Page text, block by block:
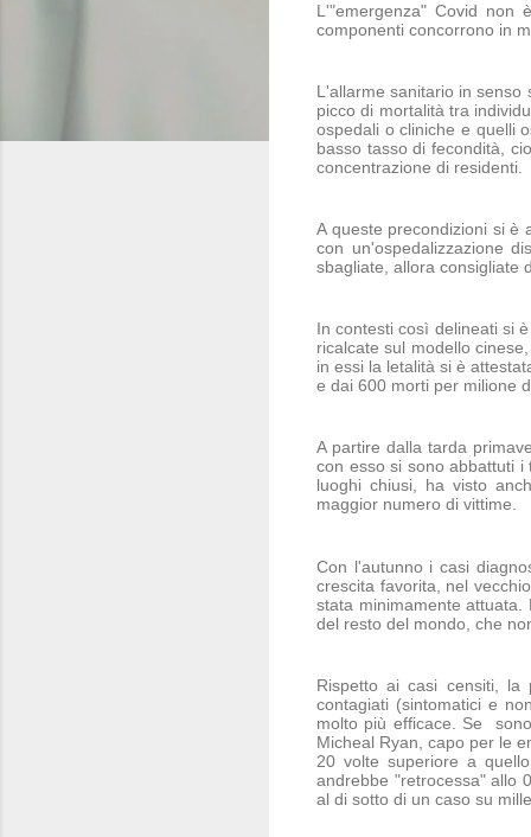
L'"emergenza" Covid non
componenti concorrono in
L'allarme sanitario in senso
picco di mortalità tra
ospedali o cliniche e quelli
basso tasso di fecondità,
concentrazione di residenti.
A queste precondizioni si è
con un'ospedalizzazione
sbagliate, allora consigliate
In contesti così delineati si
ricalcate sul modello
in essi la letalità si è
e dai 600 morti per milione
A partire dalla tarda
con esso si sono abbattuti
luoghi chiusi, ha visto
maggior numero di vittime.
Con l'autunno i casi
crescita favorita, nel
stata minimamente attuata.
del resto del mondo, che
Rispetto ai casi censiti, la
contagiati (sintomatici e
molto più efficace. Se
Micheal Ryan, capo per le
20 volte superiore a
andrebbe "retrocessa" allo
al di sotto di un caso su mille.